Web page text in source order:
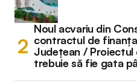
Noul acvariu din
contractul de
Județean / Proiectul
trebuie să fie gata